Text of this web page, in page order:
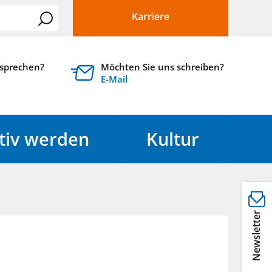
Karriere
Möchten Sie uns schreiben?
E-Mail
werden Kultur
Newsletter